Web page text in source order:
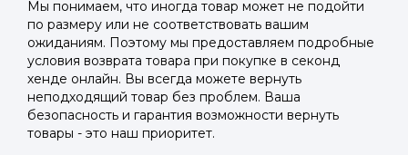
Мы понимаем, что иногда товар может не подойти
по размеру или не соответствовать вашим
ожиданиям. Поэтому мы предоставляем подробные
условия возврата товара при покупке в секонд
хенде онлайн. Вы всегда можете вернуть
неподходящий товар без проблем. Ваша
безопасность и гарантия возможности вернуть
товары - это наш приоритет.